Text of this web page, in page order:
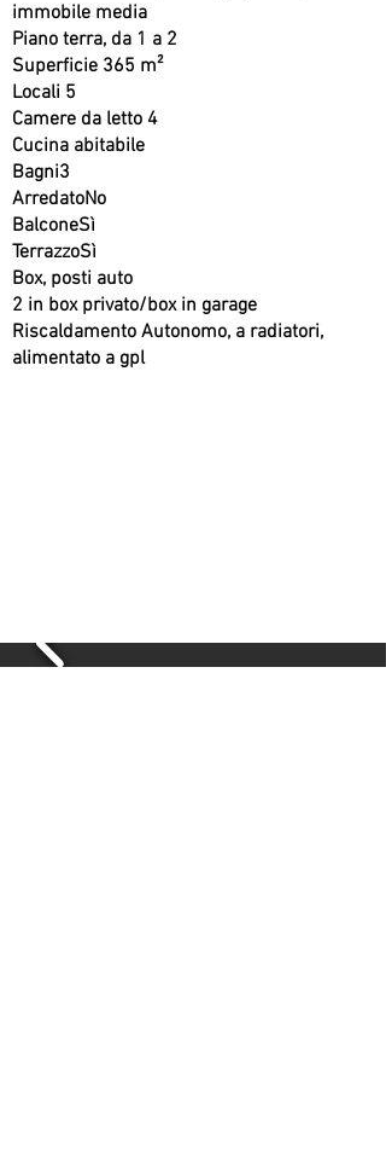
immobile media
Piano terra, da 1 a 2
Superficie 365 m²
Locali 5
Camere da letto 4
Cucina abitabile
Bagni3
ArredatoNo
BalconeSì
TerrazzoSì
Box, posti auto
2 in box privato/box in garage
Riscaldamento Autonomo, a radiatori,
alimentato a gpl